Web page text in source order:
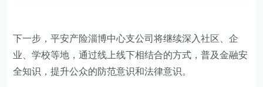
下一步，平安产险淄博中心支公司将继续深入社区、企
业、学校等地，通过线上线下相结合的方式，普及金融安
全知识，提升公众的防范意识和法律意识。